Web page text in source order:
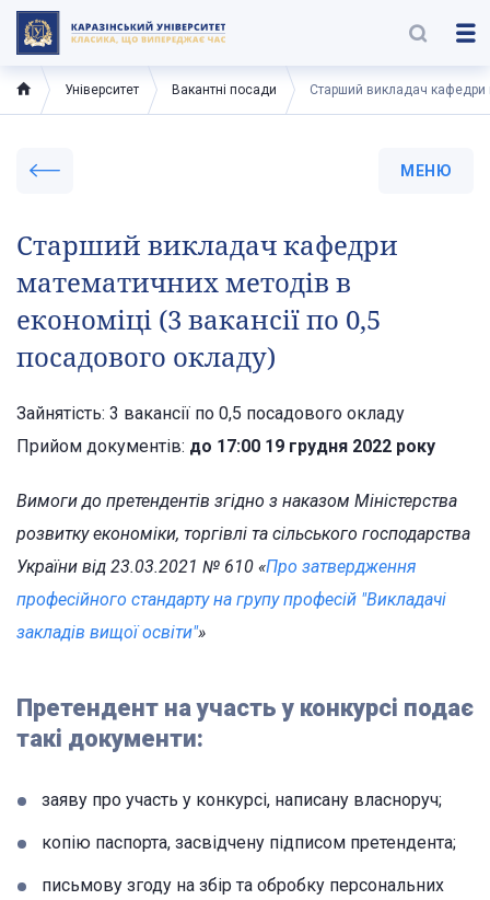
Університет Вакантні посади Старший викладач кафедри
МЕНЮ
Старший викладач кафедри
математичних методів в
економіці (3 вакансії по 0,5
посадового окладу)
Зайнятість: 3 вакансії по 0,5 посадового окладу
Прийом документів: до 17:00 19 грудня 2022 року
Вимоги до претендентів згідно з наказом Міністерства
розвитку економіки, торгівлі та сільського господарства
України від 23.03.2021 № 610 «Про затвердження
професійного стандарту на групу професій "Викладачі
закладів вищої освіти"»
Претендент на участь у конкурсі подає
такі документи:
заяву про участь у конкурсі, написану власноруч;
копію паспорта, засвідчену підписом претендента;
письмову згоду на збір та обробку персональних